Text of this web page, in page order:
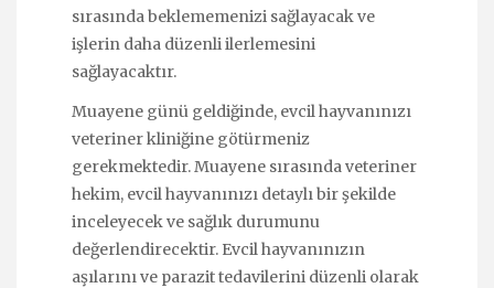
sırasında beklememenizi sağlayacak ve
işlerin daha düzenli ilerlemesini
sağlayacaktır.
Muayene günü geldiğinde, evcil hayvanınızı
veteriner kliniğine götürmeniz
gerekmektedir. Muayene sırasında veteriner
hekim, evcil hayvanınızı detaylı bir şekilde
inceleyecek ve sağlık durumunu
değerlendirecektir. Evcil hayvanınızın
aşılarını ve parazit tedavilerini düzenli olarak